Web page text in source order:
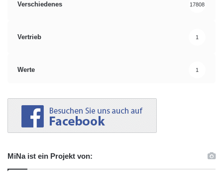
Verschiedenes 17808
Vertrieb 1
Werte 1
MiNa ist ein Projekt von: